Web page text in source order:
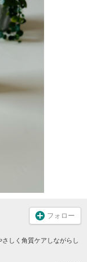
フォロー
しく角質ケアしながらし